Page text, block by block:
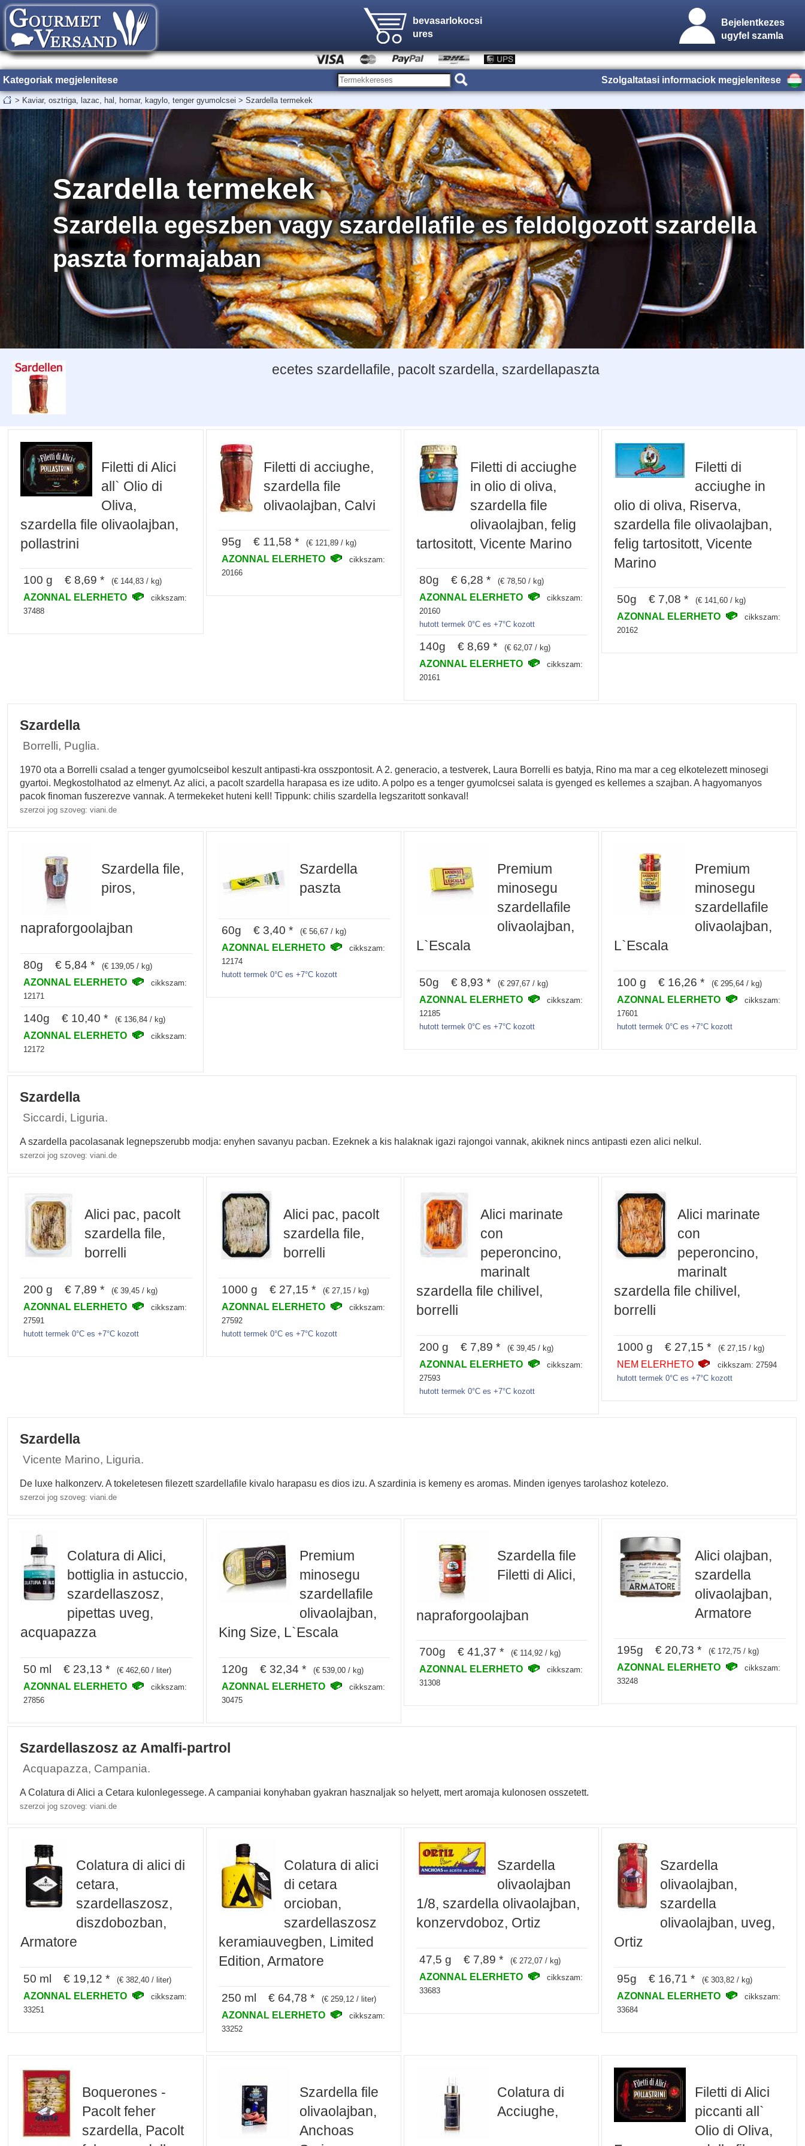
bevasarlokocsi
ures
Bejelentkezes
ugyfel szamla
Kategoriak megjelenitese Szolgaltatasi informaciok megjelenitese
> Kaviar, osztriga, lazac, hal, homar, kagylo, tenger gyumolcsei > Szardella termekek
Szardella termekek
Szardella egeszben vagy szardellafile es feldolgozott szardella
paszta formajaban
ecetes szardellafile, pacolt szardella, szardellapaszta
Filetti di Alici
all` Olio di
Oliva,
szardella file olivaolajban,
pollastrini
100 g € 8,69 * (€ 144,83 / kg)
AZONNAL ELERHETO
cikkszam:
37488
Filetti di acciughe,
szardella file
olivaolajban, Calvi
95g € 11,58 * (€ 121,89 / kg)
AZONNAL ELERHETO
cikkszam:
20166
Filetti di acciughe
in olio di oliva,
szardella file
olivaolajban, felig
tartositott, Vicente Marino
80g € 6,28 * (€ 78,50 / kg)
AZONNAL ELERHETO
cikkszam:
20160
hutott termek 0°C es +7°C kozott
140g € 8,69 * (€ 62,07 / kg)
AZONNAL ELERHETO
cikkszam:
20161
Filetti di
acciughe in
olio di oliva, Riserva,
szardella file olivaolajban,
felig tartositott, Vicente
Marino
50g € 7,08 * (€ 141,60 / kg)
AZONNAL ELERHETO
cikkszam:
20162
Szardella
Borrelli, Puglia.
1970 ota a Borrelli csalad a tenger gyumolcseibol keszult antipasti-kra osszpontosit. A 2. generacio, a testverek, Laura Borrelli es batyja, Rino ma mar a ceg elkotelezett minosegi
gyartoi. Megkostolhatod az elmenyt. Az alici, a pacolt szardella harapasa es ize udito. A polpo es a tenger gyumolcsei salata is gyenged es kellemes a szajban. A hagyomanyos
pacok finoman fuszerezve vannak. A termekeket huteni kell! Tippunk: chilis szardella legszaritott sonkaval!
szerzoi jog szoveg: viani.de
Szardella file,
piros,
napraforgoolajban
80g € 5,84 * (€ 139,05 / kg)
AZONNAL ELERHETO
cikkszam:
12171
140g € 10,40 * (€ 136,84 / kg)
AZONNAL ELERHETO
cikkszam:
12172
Szardella
paszta
60g € 3,40 * (€ 56,67 / kg)
AZONNAL ELERHETO
cikkszam:
12174
hutott termek 0°C es +7°C kozott
Premium
minosegu
szardellafile
olivaolajban,
L`Escala
50g € 8,93 * (€ 297,67 / kg)
AZONNAL ELERHETO
cikkszam:
12185
hutott termek 0°C es +7°C kozott
Premium
minosegu
szardellafile
olivaolajban,
L`Escala
100 g € 16,26 * (€ 295,64 / kg)
AZONNAL ELERHETO
cikkszam:
17601
hutott termek 0°C es +7°C kozott
Szardella
Siccardi, Liguria.
A szardella pacolasanak legnepszerubb modja: enyhen savanyu pacban. Ezeknek a kis halaknak igazi rajongoi vannak, akiknek nincs antipasti ezen alici nelkul.
szerzoi jog szoveg: viani.de
Alici pac, pacolt
szardella file,
borrelli
200 g € 7,89 * (€ 39,45 / kg)
AZONNAL ELERHETO
cikkszam:
27591
hutott termek 0°C es +7°C kozott
Alici pac, pacolt
szardella file,
borrelli
1000 g € 27,15 * (€ 27,15 / kg)
AZONNAL ELERHETO
cikkszam:
27592
hutott termek 0°C es +7°C kozott
Alici marinate
con
peperoncino,
marinalt
szardella file chilivel,
borrelli
200 g € 7,89 * (€ 39,45 / kg)
AZONNAL ELERHETO
cikkszam:
27593
hutott termek 0°C es +7°C kozott
Alici marinate
con
peperoncino,
marinalt
szardella file chilivel,
borrelli
1000 g € 27,15 * (€ 27,15 / kg)
NEM ELERHETO
cikkszam: 27594
hutott termek 0°C es +7°C kozott
Szardella
Vicente Marino, Liguria.
De luxe halkonzerv. A tokeletesen filezett szardellafile kivalo harapasu es dios izu. A szardinia is kemeny es aromas. Minden igenyes tarolashoz kotelezo.
szerzoi jog szoveg: viani.de
Colatura di Alici,
bottiglia in astuccio,
szardellaszosz,
pipettas uveg,
acquapazza
50 ml € 23,13 * (€ 462,60 / liter)
AZONNAL ELERHETO
cikkszam:
27856
Premium
minosegu
szardellafile
olivaolajban,
King Size, L`Escala
120g € 32,34 * (€ 539,00 / kg)
AZONNAL ELERHETO
cikkszam:
30475
Szardella file
Filetti di Alici,
napraforgoolajban
700g € 41,37 * (€ 114,92 / kg)
AZONNAL ELERHETO
cikkszam:
31308
Alici olajban,
szardella
olivaolajban,
Armatore
195g € 20,73 * (€ 172,75 / kg)
AZONNAL ELERHETO
cikkszam:
33248
Szardellaszosz az Amalfi-partrol
Acquapazza, Campania.
A Colatura di Alici a Cetara kulonlegessege. A campaniai konyhaban gyakran hasznaljak so helyett, mert aromaja kulonosen osszetett.
szerzoi jog szoveg: viani.de
Colatura di alici di
cetara,
szardellaszosz,
diszdobozban,
Armatore
50 ml € 19,12 * (€ 382,40 / liter)
AZONNAL ELERHETO
cikkszam:
33251
Colatura di alici
di cetara
orcioban,
szardellaszosz
keramiauvegben, Limited
Edition, Armatore
250 ml € 64,78 * (€ 259,12 / liter)
AZONNAL ELERHETO
cikkszam:
33252
Szardella
olivaolajban
1/8, szardella olivaolajban,
konzervdoboz, Ortiz
47,5 g € 7,89 * (€ 272,07 / kg)
AZONNAL ELERHETO
cikkszam:
33683
Szardella
olivaolajban,
szardella
olivaolajban, uveg,
Ortiz
95g € 16,71 * (€ 303,82 / kg)
AZONNAL ELERHETO
cikkszam:
33684
Boquerones -
Pacolt feher
szardella, Pacolt
Szardella file
olivaolajban,
Anchoas
Colatura di
Acciughe,
Filetti di Alici
piccanti all`
Olio di Oliva,